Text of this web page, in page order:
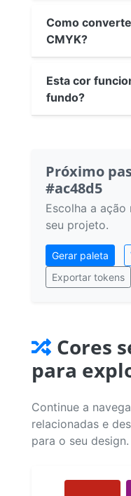
Como
CMYK?
Esta cor
fundo?
Próximo
#ac48d5
Escolha a
seu projeto.
Gerar paleta
Exportar tokens
Cores
para
Continue a
relacionadas e
para o seu design.